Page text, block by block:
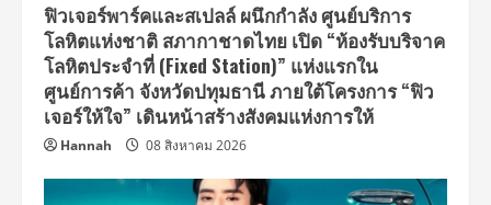
ฟิวเจอร์พาร์คและสเปลล์ ผนึกกำลัง ศูนย์บริการ
โลหิตแห่งชาติ สภากาชาดไทย เปิด “ห้องรับบริจาค
โลหิตประจำที่ (Fixed Station)” แห่งแรกใน
ศูนย์การค้า จังหวัดปทุมธานี ภายใต้โครงการ “ฟิว
เจอร์ให้ใจ” เดินหน้าสร้างสังคมแห่งการให้
Hannah 08 สิงหาคม 2026